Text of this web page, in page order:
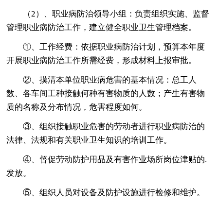
（2）、职业病防治领导小组：负责组织实施、监督
管理职业病防治工作，建立健全职业卫生管理档案。
①、工作经费：依据职业病防治计划，预算本年度
开展职业病防治工作所需经费，形成材料上报审批。
②、摸清本单位职业病危害的基本情况：总工人
数、各车间工种接触何种有害物质的人数；产生有害物
质的名称及分布情况，危害程度如何。
③、组织接触职业危害的劳动者进行职业病防治的
法律、法规和有关职业卫生知识的培训工作。
④、督促劳动防护用品及有害作业场所岗位津贴的.
发放。
⑤、组织人员对设备及防护设施进行检修和维护。